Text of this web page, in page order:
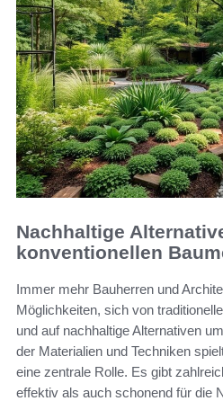
Nachhaltige
konventionellen
Immer mehr Bauherren und
Möglichkeiten, sich von
und auf nachhaltige Alternativen
der Materialien und Techniken
eine zentrale Rolle. Es gibt
effektiv als auch schonend für die